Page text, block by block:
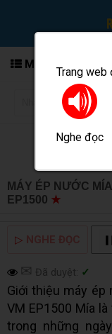
Trang web
Nghe đọc
MENU
MÁY ÉP NƯỚC
EP1500 ★
▷ NGHE ĐỌC
✉ Đã duyệt: ✓
Giới thiệu máy ép
VM EP1500 Mía
trong những